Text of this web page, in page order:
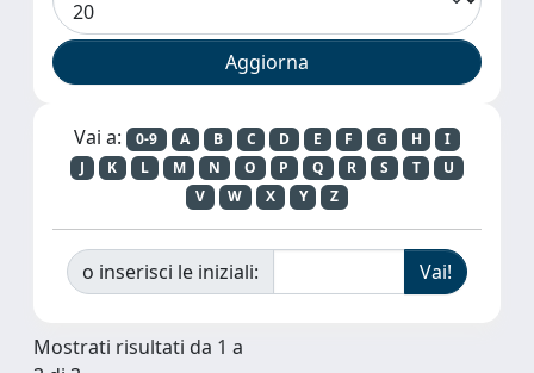
Vai a: 0-9 A B C D E F G H
I
J
K L M N O P Q R S T
U
V
W X Y Z
o inserisci le iniziali:
Mostrati risultati da 1 a